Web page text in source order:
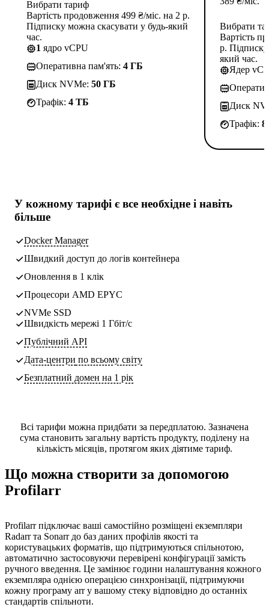
Вибрати тариф
Вартість продовження 499 ₴/міс. на 2 р.
Підписку можна скасувати у будь-який
час.
1 ядро vCPU
Оперативна пам'ять: 4 ГБ
Диск NVMe: 50 ГБ
Трафік: 4 TБ
Вибрати
Вартість
р.
який час.
Ядер
Диск
Трафік:
У кожному тарифі є все необхідне і навіть
більше
Docker Manager
Швидкий доступ до логів контейнера
Оновлення в 1 клік
Процесори AMD EPYC
NVMe SSD
Швидкість мережі 1 Гбіт/с
Публічний API
Дата-центри по всьому світу
Безплатний домен на 1 рік
Всі тарифи можна придбати за передплатою. Зазначена
сума становить загальну вартість продукту, поділену на
кількість місяців, протягом яких діятиме тариф.
Що можна створити за допомогою
Profilarr
Profilarr підключає ваші самостійно розміщені екземпляри
Radarr та Sonarr до баз даних профілів якості та
користувацьких форматів, що підтримуються спільнотою,
автоматично застосовуючи перевірені конфігурації замість
ручного введення. Це замінює години налаштування кожного
екземпляра однією операцією синхронізації, підтримуючи
кожну програму arr у вашому стеку відповідно до останніх
стандартів спільноти.